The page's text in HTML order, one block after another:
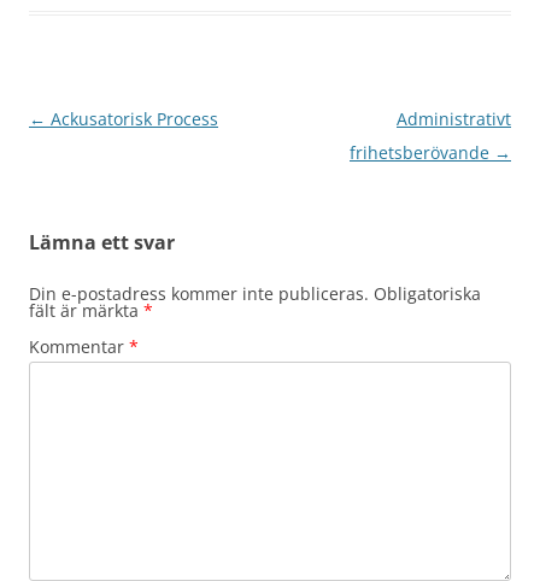
Inläggsnavigering
← Ackusatorisk Process
Administrativt
frihetsberövande →
Lämna ett svar
Din e-postadress kommer inte publiceras. Obligatoriska
fält är märkta *
Kommentar *